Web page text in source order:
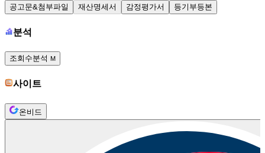
공고문&첨부파일 재산명세서 감정평가서 등기부등본
분석
조회수분석 M
사이트
온비드